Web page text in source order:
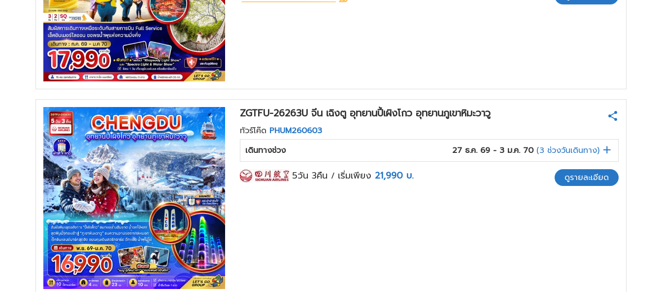
ZGTFU-26263U จีน เฉิงตู อุทยานปี้เผิงโกว อุทยานภูเขาหิมะวาวู
ทัวร์โค๊ด PHUM260603
เดินทางช่วง
27 ธ.ค. 69 - 3 ม.ค. 70 (3 ช่วงวันเดินทาง)
5วัน 3คืน / เริ่มเพียง 21,990 บ. ดูรายละเอียด